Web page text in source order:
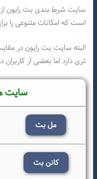
سایت شرط بندی بت رایون
است که امکانات متنوعی را
البته سایت بت رایون در
تری دارد اما بعضی از
سایت
مل بت
کانن بت